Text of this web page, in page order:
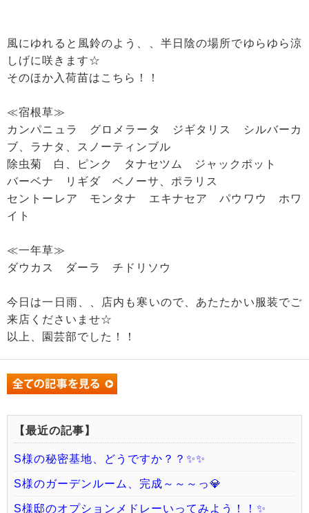
風にゆれると風鈴のよう、、半日陰の場所でゆらゆら涼
しげに咲きます☆
そのほか入荷苗はこちら！！
≪宿根草≫
カンパニュラ グロメラータ ジギタリス シルバーカ
ブ、ラナタ、スノーティンブル
除虫菊 白、ピンク タナセツム ジャックポット
バーベナ リギダ ベノーサ、ポラリス
セントーレア モンタナ エキナセア パウワウ ホワ
イト
≪一年草≫
ダウカス ダーラ チドリソウ
今日は一日雨、、店内も寒いので、あたたかい服装でご
来店くださいませ☆
以上、園芸部でした！！
【最近の記事】
S様の秘密基地、どうですか？？✨✨
S様のガーデンルーム、完成～～～っ💎
S様邸のオプションメドレーいってみよう！！✨